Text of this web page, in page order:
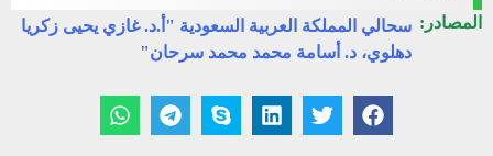
المصادر: سحالي المملكة العربية السعودية "أ.د. غازي يحيى زكريا
دهلوي، د. أسامة محمد محمد سرحان"